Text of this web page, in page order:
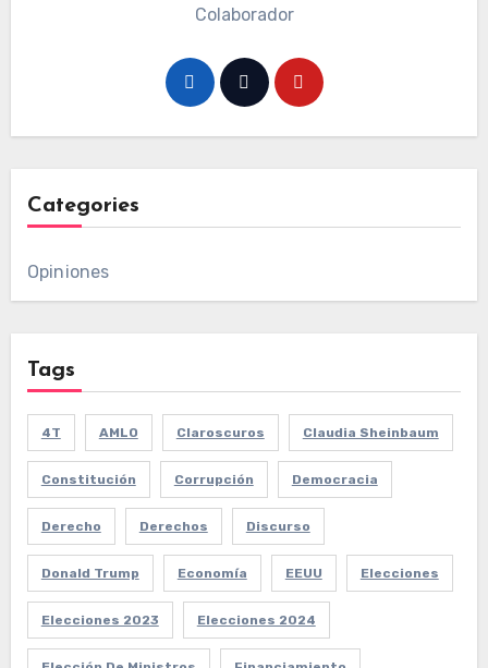
Colaborador
Categories
Opiniones
Tags
4T AMLO Claroscuros Claudia Sheinbaum
Constitución Corrupción Democracia
Derecho Derechos Discurso
Donald Trump Economía EEUU Elecciones
Elecciones 2023 Elecciones 2024